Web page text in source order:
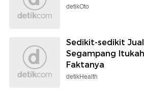
detikOto
Sedikit-sedikit
Segampang
Faktanya
detikHealth